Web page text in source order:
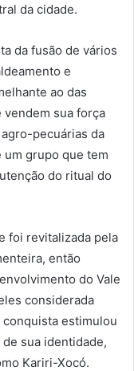
da cidade.
da fusão de vários
e
ao das
vendem sua força
pecuárias da
grupo que tem
do ritual do
foi revitalizada pela
então
do Vale
considerada
estimulou
sua identidade,
Kariri-Xocó.